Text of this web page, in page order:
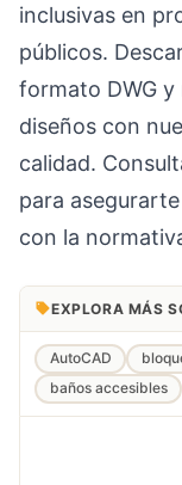
inclusivas en
públicos.
formato DWG y
diseños con
calidad.
para
con la
EXPLORA MÁS
AutoCAD
baños accesibles